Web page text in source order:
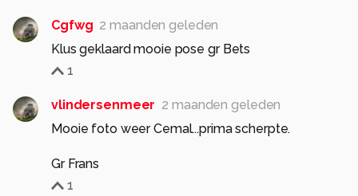
Cgfwg 2 maanden geleden
Klus geklaard mooie pose gr Bets
1
vlindersenmeer 2 maanden geleden
Mooie foto weer Cemal...prima scherpte.
Gr Frans
1